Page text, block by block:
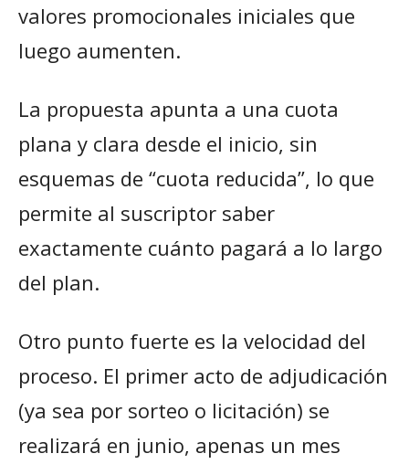
valores promocionales iniciales que
luego aumenten.
La propuesta apunta a una cuota
plana y clara desde el inicio, sin
esquemas de “cuota reducida”, lo que
permite al suscriptor saber
exactamente cuánto pagará a lo largo
del plan.
Otro punto fuerte es la velocidad del
proceso. El primer acto de adjudicación
(ya sea por sorteo o licitación) se
realizará en junio, apenas un mes